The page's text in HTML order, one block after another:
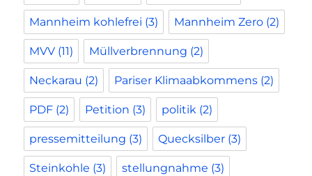
Mannheim kohlefrei (3) Mannheim Zero (2)
MVV (11) Müllverbrennung (2)
Neckarau (2) Pariser Klimaabkommens (2)
PDF (2) Petition (3) politik (2)
pressemitteilung (3) Quecksilber (3)
Steinkohle (3) stellungnahme (3)